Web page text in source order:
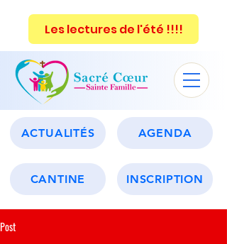
ACTUALITÉS AGENDA
CANTINE INSCRIPTION
Les lectures de l'été !!!!
Post